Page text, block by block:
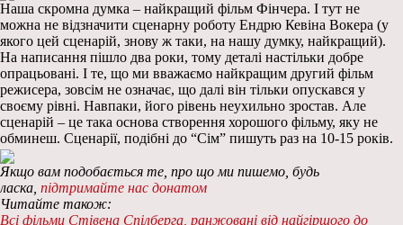
Наша скромна думка – найкращий фільм Фінчера. І тут не
можна не відзначити сценарну роботу Ендрю Кевіна Вокера (у
якого цей сценарій, знову ж таки, на нашу думку, найкращий).
На написання пішло два роки, тому деталі настільки добре
опрацьовані. І те, що ми вважаємо найкращим другий фільм
режисера, зовсім не означає, що далі він тільки опускався у
своєму рівні. Навпаки, його рівень неухильно зростав. Але
сценарій – це така основа створення хорошого фільму, яку не
обминеш. Сценарії, подібні до “Сім” пишуть раз на 10-15 років.
Якщо вам подобається те, про що ми пишемо, будь
ласка, підтримайте нас донатом
Читайте також:
Всі фільми Стівена Спілберга , ранжовані від найгіршого до